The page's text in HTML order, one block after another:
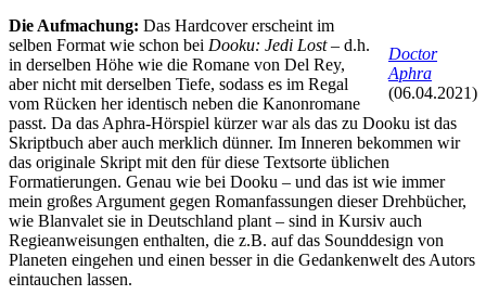
Doctor
Aphra
(06.04.2021)
Die Aufmachung: Das Hardcover erscheint im
selben Format wie schon bei Dooku: Jedi Lost– d.h.
in derselben Höhe wie die Romane von Del Rey,
aber nicht mit derselben Tiefe, sodass es im Regal
vom Rücken her identisch neben die Kanonromane
passt. Da das Aphra-Hörspiel kürzer war als das zu Dooku ist das
Skriptbuch aber auch merklich dünner. Im Inneren bekommen wir
das originale Skript mit den für diese Textsorte üblichen
Formatierungen. Genau wie bei Dooku – und das ist wie immer
mein großes Argument gegen Romanfassungen dieser Drehbücher,
wie Blanvalet sie in Deutschland plant – sind in Kursiv auch
Regieanweisungen enthalten, die z.B. auf das Sounddesign von
Planeten eingehen und einen besser in die Gedankenwelt des Autors
eintauchen lassen.